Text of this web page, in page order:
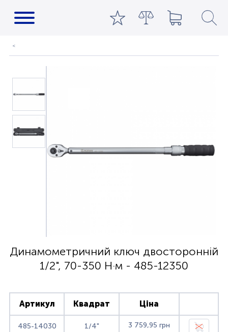
Динамометричний ключ двосторонній
1/2", 70-350 Н·м - 485-12350
Артикул Квадрат Ціна
485-14030 1/4" 3 759,95 грн